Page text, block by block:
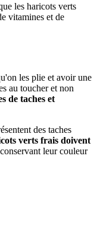
les haricots verts
vitamines et de
les plie et avoir une
au toucher et non
de taches et
des taches
verts frais doivent
leur couleur